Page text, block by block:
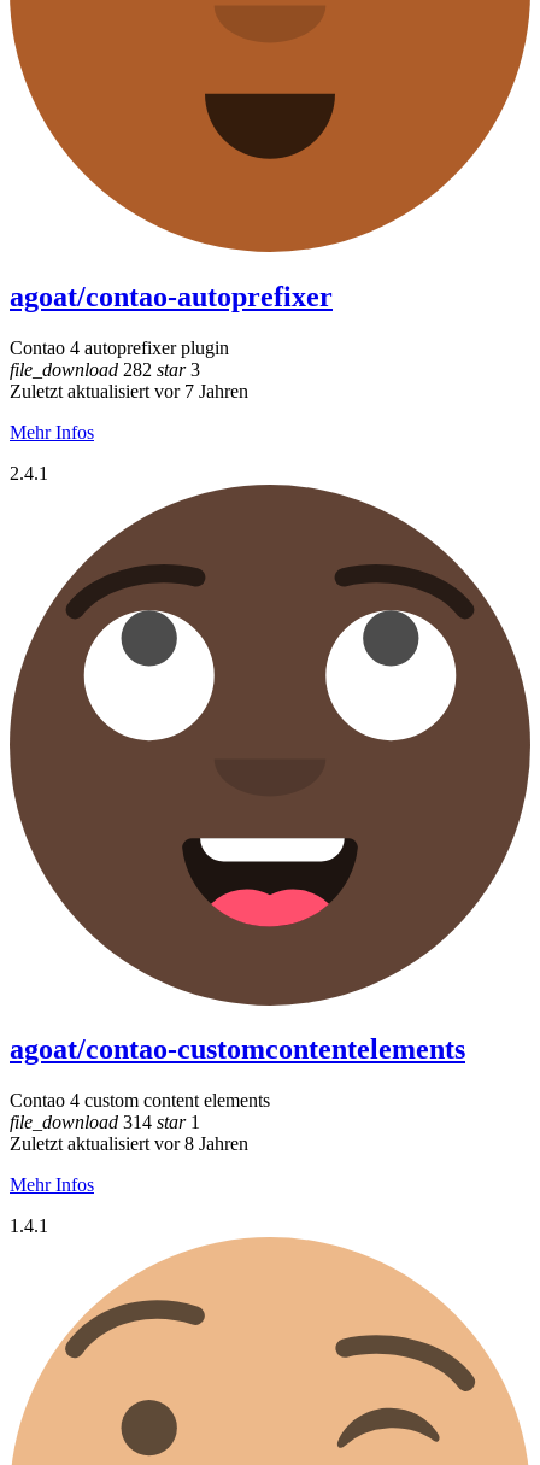
agoat/contao-autoprefixer
Contao 4 autoprefixer plugin
file_download 282 star3
Zuletzt aktualisiert vor 7 Jahren
Mehr Infos
2.4.1
agoat/contao-customcontentelements
Contao 4 custom content elements
file_download 314 star1
Zuletzt aktualisiert vor 8 Jahren
Mehr Infos
1.4.1